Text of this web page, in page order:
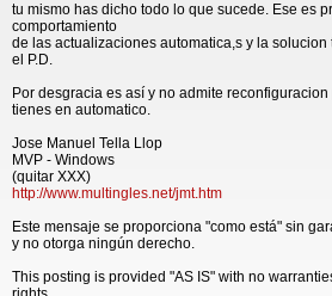
tu mismo has dicho todo lo que sucede. Ese es
comportamiento
de las actualizaciones automatica,s y la
el P.D.
Por desgracia es así y no admite
tienes en automatico.
Jose Manuel Tella Llop
MVP - Windows
(quitar XXX)
http://www.multingles.net/jmt.htm
Este mensaje se proporciona "como está" sin
y no otorga ningún derecho.
This posting is provided "AS IS" with no